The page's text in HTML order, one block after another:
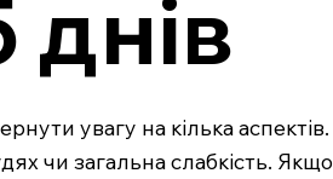
увагу на кілька
чи загальна слабкість.